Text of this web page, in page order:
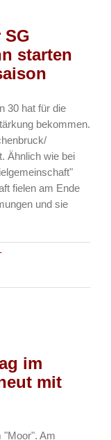
SG
starten
30 hat für die
bekommen.
Ähnlich wie bei
fielen am Ende
und sie
im
mit
"Moor". Am